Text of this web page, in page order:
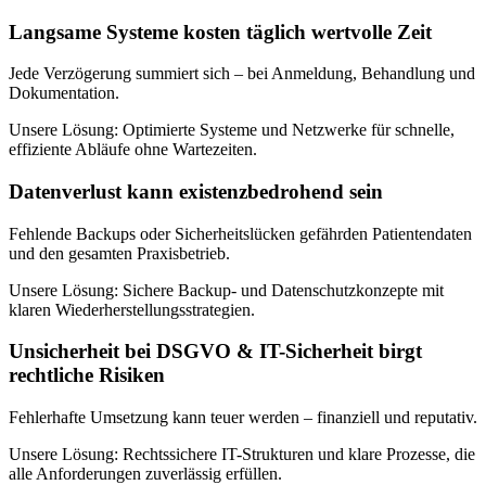
Langsame Systeme kosten täglich wertvolle Zeit
Jede Verzögerung summiert sich – bei Anmeldung, Behandlung und
Dokumentation.
Unsere Lösung: Optimierte Systeme und Netzwerke für schnelle,
effiziente Abläufe ohne Wartezeiten.
Datenverlust kann existenzbedrohend sein
Fehlende Backups oder Sicherheitslücken gefährden Patientendaten
und den gesamten Praxisbetrieb.
Unsere Lösung: Sichere Backup- und Datenschutzkonzepte mit
klaren Wiederherstellungsstrategien.
Unsicherheit bei DSGVO & IT-Sicherheit birgt
rechtliche Risiken
Fehlerhafte Umsetzung kann teuer werden – finanziell und reputativ.
Unsere Lösung: Rechtssichere IT-Strukturen und klare Prozesse, die
alle Anforderungen zuverlässig erfüllen.